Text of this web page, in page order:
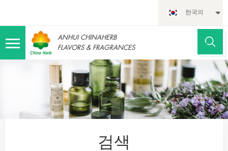
한국의
ANHUI CHINAHERB
FLAVORS & FRAGRANCES
검색